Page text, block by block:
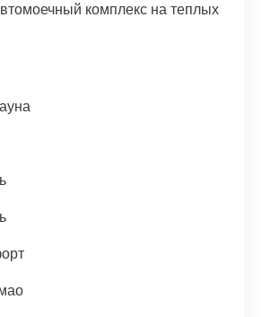
комплекс на теплых